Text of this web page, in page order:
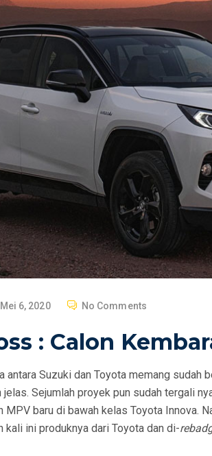
PMei 6, 2020 No Comments
: Calon
antara Suzuki dan Toyota memang sudah
Sejumlah proyek pun sudah tergali
MPV baru di bawah kelas Toyota Innova.
kali ini produknya dari Toyota dan di-